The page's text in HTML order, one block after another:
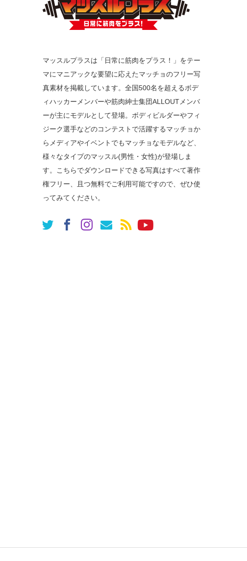
マッスルプラスは「日常に筋肉をプラス！」をテー
マにマニアックな要望に応えたマッチョのフリー写
真素材を掲載しています。全国500名を超えるボデ
ィハッカーメンバーや筋肉紳士集団ALLOUTメンバ
ーが主にモデルとして登場。ボディビルダーやフィ
ジーク選手などのコンテストで活躍するマッチョか
らメディアやイベントでもマッチョなモデルなど、
様々なタイプのマッスル(男性・女性)が登場しま
す。こちらでダウンロードできる写真はすべて著作
権フリー、且つ無料でご利用可能ですので、ぜひ使
ってみてください。